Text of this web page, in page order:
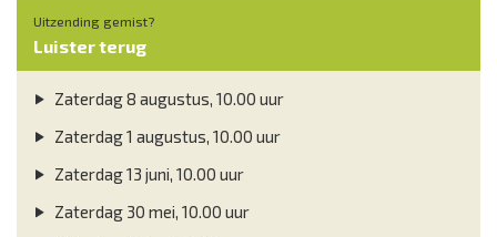
Uitzending gemist?
Luister terug
Zaterdag 8 augustus, 10.00 uur
Zaterdag 1 augustus, 10.00 uur
Zaterdag 13 juni, 10.00 uur
Zaterdag 30 mei, 10.00 uur